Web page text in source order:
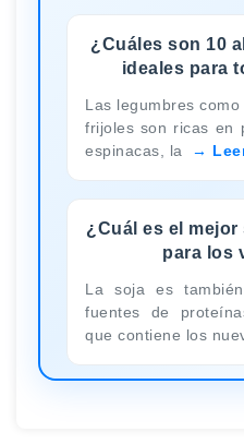
¿Cuáles son 10
ideales para
Las legumbres
frijoles son ricas en
espinacas, la
¿Cuál es el
para los
La soja es
fuentes de
que contiene los